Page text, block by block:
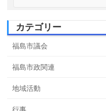
カテゴリー
福島市議会
福島市政関連
地域活動